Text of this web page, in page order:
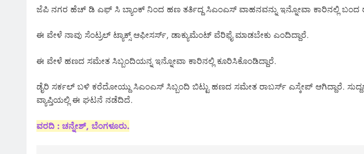
ಜೆಪಿ ನಗರ ಹೆಚ್ ಡಿ ಎಫ್ ಸಿ ಬ್ಯಾಂಕ್ ನಿಂದ ಹಣ ತರ್ತಿದ್ದ ಸಿಎಂಎಸ್ ವಾಹನವನ್ನು ಇನ್ನೋವಾ ಕಾರಿನಲ್ಲಿ ಬಂದ
ಈ ವೇಳೆ ನಾವು ಸೆಂಟ್ರಲ್ ಟ್ಯಾಕ್ಸ್ ಆಫೀಸರ್ಸ್, ಡಾಕ್ಯುಮೆಂಟ್ ವೆರಿಫೈ ಮಾಡಬೇಕು ಎಂದಿದ್ದಾರೆ.
ಈ ವೇಳೆ ಹಣದ ಸಮೇತ ಸಿಬ್ಬಂದಿಯನ್ನ ಇನ್ನೋವಾ ಕಾರಿನಲ್ಲಿ ಕೂರಿಸಿಕೊಂಡಿದ್ದಾರೆ.
ಡೈರಿ ಸರ್ಕಲ್ ಬಳಿ ಕರೆದೋಯ್ದು ಸಿಎಂಎಸ್ ಸಿಬ್ಬಂದಿ ಬಿಟ್ಟು ಹಣದ ಸಮೇತ ರಾಬರ್ಸ್ ಎಸ್ಕೇಪ್ ಆಗಿದ್ದಾರೆ.
ವ್ಯಾಪ್ತಿಯಲ್ಲಿ ಈ ಘಟನೆ ನಡೆದಿದೆ.
ವರದಿ : ಚನ್ನೇಶ್, ಬೆಂಗಳೂರು.